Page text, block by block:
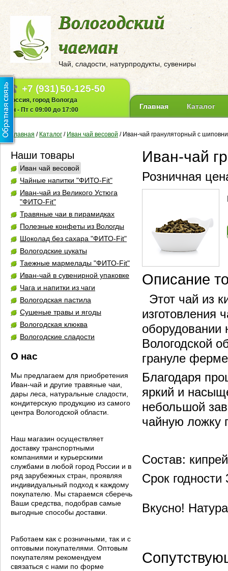
Вологодский
чаеман
Чай, сладости, натурпродукты, сувениры
+7 (931)50-125-50
Россия, город Вологда
Пн - Пт с 09:00 до 17:00
Главная Каталог
Главная / Каталог / Иван чай весовой / Иван-чай грануляторный с
Наши товары
Иван чай весовой
Чайные напитки "ФИТО-Fit"
Иван-чай из Великого Устюга
"ФИТО-Fit"
Травяные чаи в пирамидках
Полезные конфеты из Вологды
Шоколад без сахара "ФИТО-Fit"
Вологодские цукаты
Таежные мармелады "ФИТО-Fit"
Иван-чай в сувенирной упаковке
Чага и напитки из чаги
Вологодская пастила
Сушеные травы и ягоды
Вологодская клюква
Вологодские сладости
О нас
Мы предлагаем для приобретения
Иван-чай и другие травяные чаи,
дары леса, натуральные сладости,
кондитерскую продукцию из самого
центра Вологодской области.
Наш магазин осуществляет
доставку транспортными
компаниями и курьерскими
службами в любой город России и в
ряд зарубежных стран, проявляя
индивидуальный подход к каждому
покупателю. Мы стараемся сберечь
Ваши средства, подобрав самые
выгодные способы доставки.
Работаем как с розничными, так и с
оптовыми покупателями. Оптовым
покупателям рекомендуем
связаться с нами по форме
Иван-чай
Розничная
Описание
Этот чай из
изготовления
оборудовании
Вологодской
грануле
Благодаря
яркий и
небольшой
чайную ложку
Состав:
Срок годности
Вкусно!